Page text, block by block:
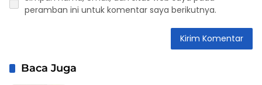
peramban ini untuk komentar saya berikutnya.
Baca Juga